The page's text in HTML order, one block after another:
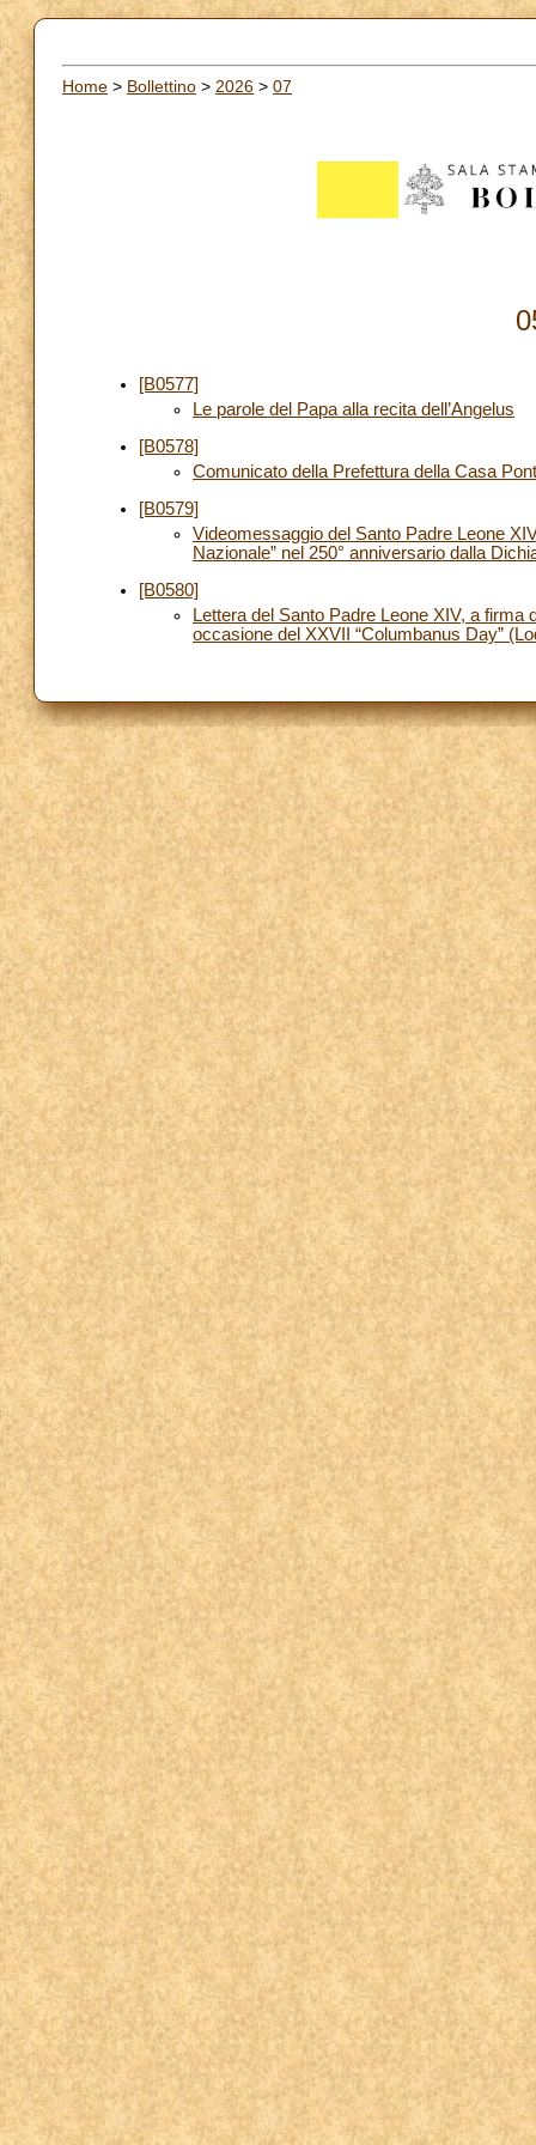
Home > Bollettino > 2026 > 07
[B0577]
Le parole del Papa alla recita dell’Angelus
[B0578]
Comunicato della Prefettura della Casa
[B0579]
Videomessaggio del Santo Padre Leone
Nazionale” nel 250° anniversario dalla
[B0580]
Lettera del Santo Padre Leone XIV, a
occasione del XXVII “Columbanus Day”